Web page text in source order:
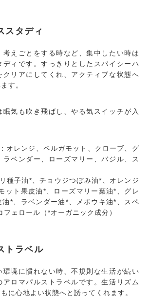
スタディ
考えごとをする時など、集中したい時は
ディです。すっきりとしたスパイシーハ
クリアにしてくれ、アクティブな状態へ
す。
眠気も吹き飛ばし、やる気スイッチが入
オレンジ、ベルガモット、クローブ、グ
ラベンダー、ローズマリー、バジル、ス
種子油*、チョウジつぼみ油*、オレンジ
ット果皮油*、ローズマリー葉油*、グレ
油*、ラベンダー油*、メボウキ油*、スペ
フェロール（*オーガニック成分）
トラベル
環境に慣れない時、不規則な生活が続い
アロマパルストラベルです。生活リズム
に心地よい状態へと誘ってくれます。